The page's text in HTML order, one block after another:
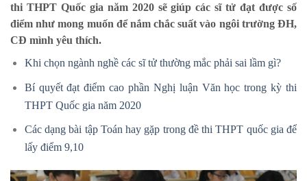
thi THPT Quốc gia năm 2020 sẽ giúp các sĩ tử đạt được số
điểm như mong muốn để nắm chắc suất vào ngôi trường ĐH,
CĐ mình yêu thích.
Khi chọn ngành nghề các sĩ tử thường mắc phải sai lầm gì?
Bí quyết đạt điểm cao phần Nghị luận Văn học trong kỳ thi
THPT Quốc gia năm 2020
Các dạng bài tập Toán hay gặp trong đề thi THPT quốc gia để
lấy điểm 9,10